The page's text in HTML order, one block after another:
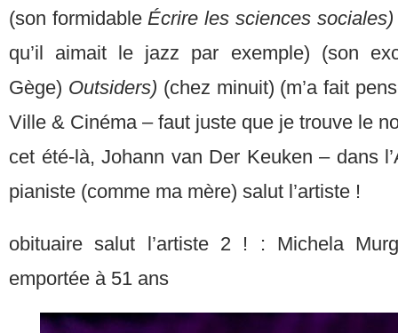
(son formidableÉcrire les sciences
qu’il aimait le jazz par exemple) (son
Gège) Outsiders) (chez minuit) (m’a fait
Ville & Cinéma – faut juste que je trouve le
cet été-là, Johann van Der Keuken – dans
pianiste (comme ma mère) salut l’artiste !
obituaire salut l’artiste 2 ! : Michela
emportée à 51 ans